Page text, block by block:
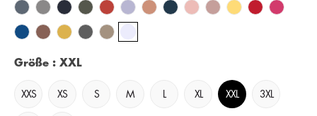
Größe : XXL
XXS XS S M XL XXL 3XL